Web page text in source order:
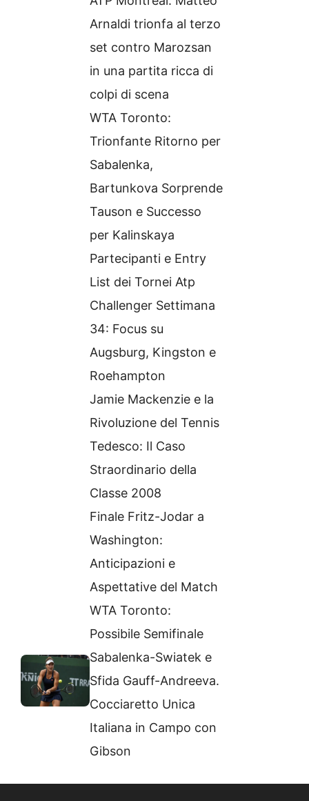
Arnaldi trionfa al terzo
set contro Marozsan
in una partita ricca di
colpi di scena
WTA Toronto:
Trionfante Ritorno per
Sabalenka,
Bartunkova Sorprende
Tauson e Successo
per Kalinskaya
Partecipanti e Entry
List dei Tornei Atp
Challenger Settimana
34: Focus su
Augsburg, Kingston e
Roehampton
Jamie Mackenzie e la
Rivoluzione del Tennis
Tedesco: Il Caso
Straordinario della
Classe 2008
Finale Fritz-Jodar a
Washington:
Anticipazioni e
Aspettative del Match
WTA Toronto:
Possibile Semifinale
Sabalenka-Swiatek e
Sfida Gauff-Andreeva.
Cocciaretto Unica
Italiana in Campo con
Gibson